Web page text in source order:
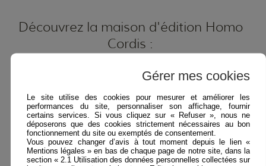
Découvrez la maison d'édition Homo
Cordis :
Découvrez l'approche des Intelligences
et Natures Multiples :
www.sachalacoste.fr
Gérer mes cookies
Le site utilise des cookies pour mesurer et améliorer les
performances du site, personnaliser son affichage, fournir
certains services. Si vous cliquez sur « Refuser », nous ne
déposerons que des cookies strictement nécessaires au bon
fonctionnement du site ou exemptés de consentement.
Vous pouvez changer d’avis à tout moment depuis le lien «
Mentions légales » en bas de chaque page de notre site, dans la
section « 2.1 Utilisation des données personnelles collectées sur